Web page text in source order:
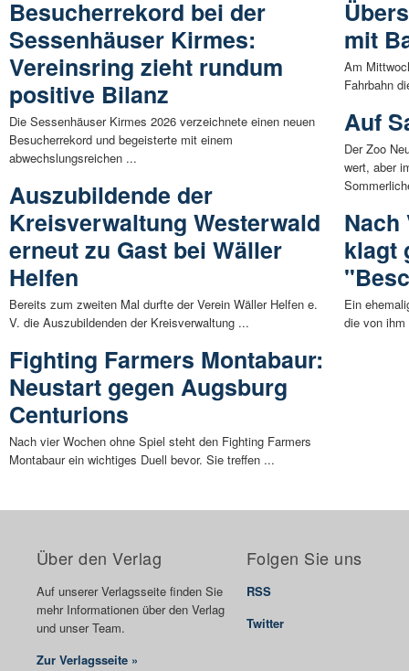
Besucherrekord bei der
Sessenhäuser Kirmes:
Vereinsring zieht rundum
positive Bilanz
Die Sessenhäuser Kirmes 2026 verzeichnete einen neuen
Besucherrekord und begeisterte mit einem
abwechslungsreichen ...
Auszubildende der
Kreisverwaltung Westerwald
erneut zu Gast bei Wäller
Helfen
Bereits zum zweiten Mal durfte der Verein Wäller Helfen e.
V. die Auszubildenden der Kreisverwaltung ...
Fighting Farmers Montabaur:
Neustart gegen Augsburg
Centurions
Nach vier Wochen ohne Spiel steht den Fighting Farmers
Montabaur ein wichtiges Duell bevor. Sie treffen ...
mit
Am
Fahrbahn
Auf
Der Zoo
wert, aber
Nach
klagt
Ein
die von
Über den Verlag
Auf unserer Verlagsseite finden Sie
mehr Informationen über den Verlag
und unser Team.
Zur Verlagsseite »
Folgen Sie uns
RSS
Twitter